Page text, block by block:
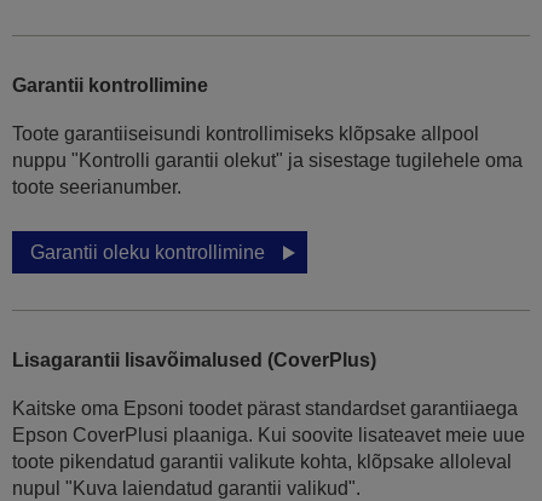
Garantii kontrollimine
Toote garantiiseisundi kontrollimiseks klõpsake allpool
nuppu "Kontrolli garantii olekut" ja sisestage tugilehele oma
toote seerianumber.
Garantii oleku kontrollimine
Lisagarantii lisavõimalused (CoverPlus)
Kaitske oma Epsoni toodet pärast standardset garantiiaega
Epson CoverPlusi plaaniga. Kui soovite lisateavet meie uue
toote pikendatud garantii valikute kohta, klõpsake alloleval
nupul "Kuva laiendatud garantii valikud".